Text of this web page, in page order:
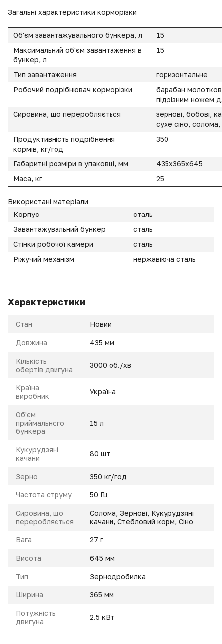
Загальні характеристики корморізки
Об'єм завантажувального бункера, л
15
Максимальний об'єм завантаження в
бункер, л
15
Тип завантаження
горизонтальне
Робочий подрібнювач корморізки
барабан
підрізним ножем
Сировина, що переробляється
зернові, бобові,
сухе сіно,
Продуктивність подрібнення
кормів, кг/год
350
Габаритні розміри в упаковці, мм
435х365х645
Маса, кг
25
Використані матеріали
Корпус
сталь
Завантажувальний бункер
сталь
Стінки робочої камери
сталь
Ріжучий механізм
нержавіюча сталь
Характеристики
Стан Новий
Довжина 435 мм
Кількість
обертів двигуна
3000 об./хв
Країна
виробник
Україна
Об'єм
приймального
бункера
15 л
Кукурудзяні
качани
80 шт.
Зерно 350 кг/год
Частота струму 50 Гц
Сировина, що
переробляється
Солома, Зернові, Кукурудзяні
качани, Стебловий корм, Сіно
Вага 27 г
Висота 645 мм
Тип Зернодробилка
Ширина 365 мм
Потужність
двигуна
2.5 кВт